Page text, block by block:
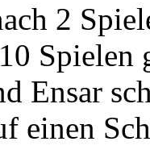
2
Spielen
Ensar
einen